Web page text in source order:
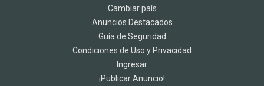
Cambiar país
Anuncios Destacados
Guía de Seguridad
Condiciones de Uso y Privacidad
Ingresar
¡Publicar Anuncio!